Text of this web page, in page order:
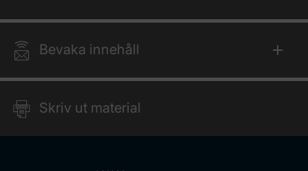
Bevaka innehåll
Skriv ut material